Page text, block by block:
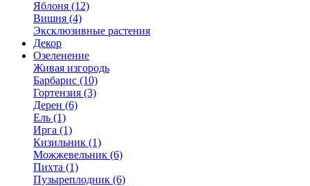
Яблоня (12)
Вишня (4)
Эксклюзивные растения
Декор
Озеленение
Живая изгородь
Барбарис (10)
Гортензия (3)
Дерен (6)
Ель (1)
Ирга (1)
Кизильник (1)
Можжевельник (6)
Пихта (1)
Пузыреплодник (6)